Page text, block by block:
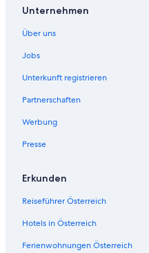
l
e
d
e
e
t
ö
f
e
:
e
o
g
n
d
S
i
e
f
n
t
H
Unternehmen
Über uns
Jobs
Unterkunft registrieren
Partnerschaften
Werbung
Presse
Erkunden
Reiseführer Österreich
Hotels in Österreich
Ferienwohnungen Österreich